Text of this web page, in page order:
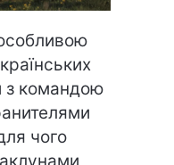
з командою
чого